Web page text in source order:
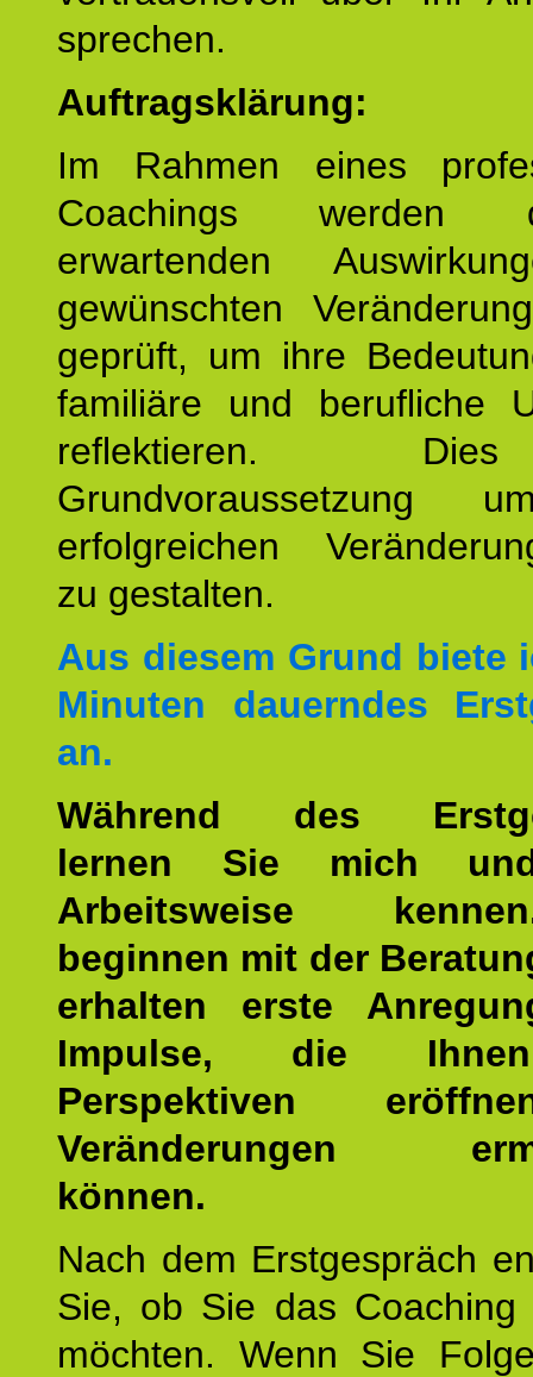
sprechen.
Auftragsklärung:
Im Rahmen eines
Coachings
erwartenden
gewünschten
geprüft, um ihre
familiäre und berufliche
reflektieren.
Grundvoraussetzung
erfolgreichen
zu gestalten.
Aus diesem Grund biete
Minuten dauerndes
an.
Während des
lernen Sie mich
Arbeitsweise
beginnen mit der
erhalten erste
Impulse, die
Perspektiven
Veränderungen
können.
Nach dem Erstgespräch
Sie, ob Sie das Coaching
möchten. Wenn Sie